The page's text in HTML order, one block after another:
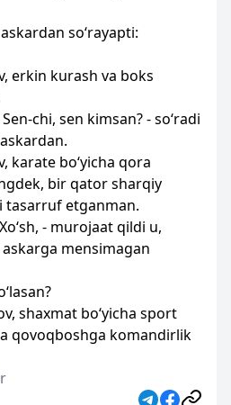
so‘rayapti:
erkin kurash va boks
chi, sen kimsan? - so‘radi
karate bo‘yicha qora
bir qator sharqiy
etganman.
- murojaat qildi u,
mensimagan
shaxmat bo‘yicha sport
qovoqboshga komandirlik